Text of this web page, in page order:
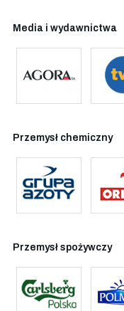
Media i wydawnictwa
Przemysł chemiczny
Przemysł spożywczy